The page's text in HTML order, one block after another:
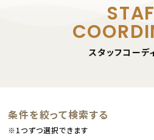
スタッフコーデ
条件を絞って検索する
※1つずつ選択できます